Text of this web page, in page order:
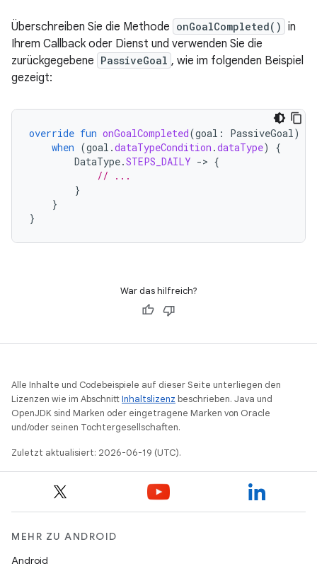
Überschreiben Sie die Methode onGoalCompleted() in
Ihrem Callback oder Dienst und verwenden Sie die
zurückgegebene PassiveGoal , wie im folgenden Beispiel
gezeigt:
override fun onGoalCompleted(goal : PassiveGoal)
when (goal .dataTypeCondition .dataType)
{
DataType.STEPS_DAILY -> {
// ...
}
}
}
War das hilfreich?
Alle Inhalte und Codebeispiele auf dieser Seite unterliegen den
Lizenzen wie im AbschnittInhaltslizenz beschrieben. Java und
OpenJDK sind Marken oder eingetragene Marken von Oracle
und/oder seinen Tochtergesellschaften.
Zuletzt aktualisiert: 2026-06-19 (UTC).
MEHR ZU ANDROID
Android